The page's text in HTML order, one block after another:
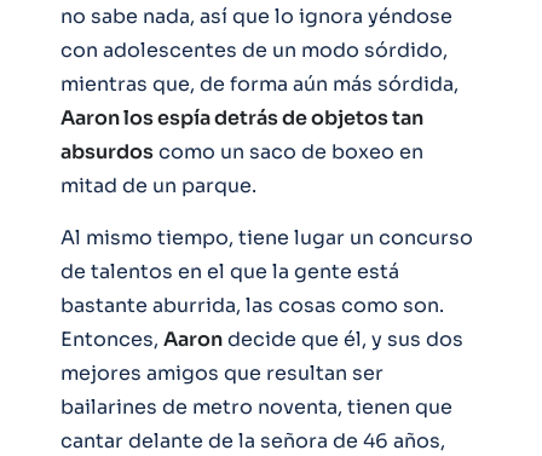
no sabe nada, así que lo ignora yéndose
con adolescentes de un modo sórdido,
mientras que, de forma aún más sórdida,
Aaron los espía detrás de objetos tan
absurdoscomo un saco de boxeo en
mitad de un parque.
Al mismo tiempo, tiene lugar un concurso
de talentos en el que la gente está
bastante aburrida, las cosas como son.
Entonces, Aarondecide que él, y sus dos
mejores amigos que resultan ser
bailarines de metro noventa, tienen que
cantar delante de la señora de 46 años,